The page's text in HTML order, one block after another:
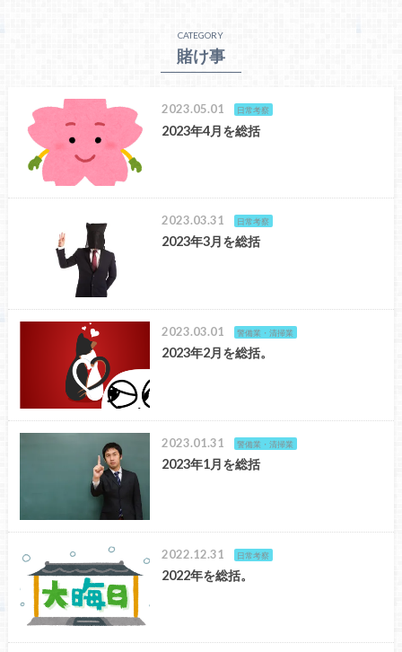
CATEGORY
賭け事
2023.05.01 日常考察
2023年4月を総括
2023.03.31 日常考察
2023年3月を総括
2023.03.01 警備業・清掃業
2023年2月を総括。
2023.01.31 警備業・清掃業
2023年1月を総括
2022.12.31 日常考察
2022年を総括。